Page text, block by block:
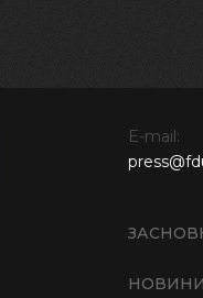
E-mail: